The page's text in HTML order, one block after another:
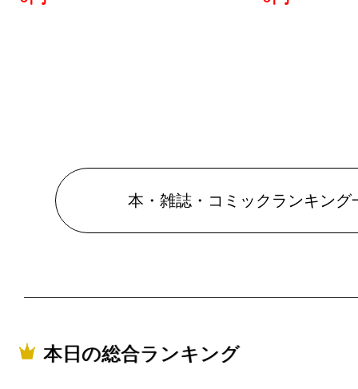
2019/01/05
本・雑誌・コミックランキング
本日の総合ランキング